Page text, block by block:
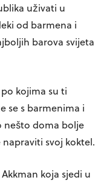
uživati u
od barmena i
barova svijeta
kojima su ti
se s barmenima i
nešto doma bolje
svoj koktel.
koja sjedi u